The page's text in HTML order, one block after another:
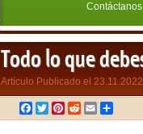
Contáctanos
Todo lo que
Artículo Publicado el
Facebook
TwitterPinterest
RedditEmail